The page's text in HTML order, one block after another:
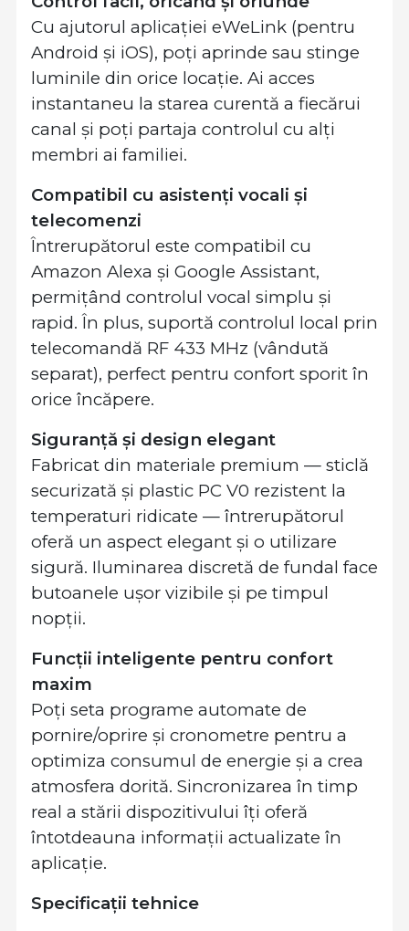
Cu ajutorul aplicației eWeLink (pentru
Android și iOS), poți aprinde sau stinge
luminile din orice locație. Ai acces
instantaneu la starea curentă a fiecărui
canal și poți partaja controlul cu alți
membri ai familiei.
Compatibil cu asistenți vocali și
telecomenzi
Întrerupătorul este compatibil cu
Amazon Alexa și Google Assistant,
permițând controlul vocal simplu și
rapid. În plus, suportă controlul local prin
telecomandă RF 433 MHz (vândută
separat), perfect pentru confort sporit în
orice încăpere.
Siguranță și design elegant
Fabricat din materiale premium — sticlă
securizată și plastic PC V0 rezistent la
temperaturi ridicate — întrerupătorul
oferă un aspect elegant și o utilizare
sigură. Iluminarea discretă de fundal face
butoanele ușor vizibile și pe timpul
nopții.
Funcții inteligente pentru confort
maxim
Poți seta programe automate de
pornire/oprire și cronometre pentru a
optimiza consumul de energie și a crea
atmosfera dorită. Sincronizarea în timp
real a stării dispozitivului îți oferă
întotdeauna informații actualizate în
aplicație.
Specificații tehnice